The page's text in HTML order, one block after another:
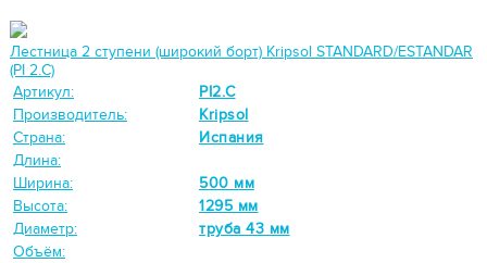
Лестница 2 ступени (широкий борт) Kripsol STANDARD/ESTANDAR
(PI 2.С)
Артикул:
PI2.С
Производитель:
Kripsol
Страна:
Испания
Длина:
Ширина:
500 мм
Высота:
1295 мм
Диаметр:
труба 43 мм
Объём: